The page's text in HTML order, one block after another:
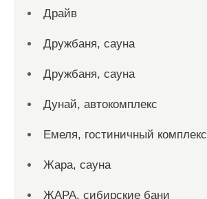
Драйв
Дружбаня, сауна
Дружбаня, сауна
Дунай, автокомплекс
Емеля, гостиничный комплекс
Жара, сауна
ЖАРА, сибирские бани